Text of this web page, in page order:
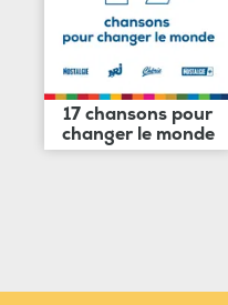
17 chansons pour
changer le monde